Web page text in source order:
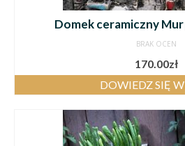
Domek ceramiczny
BRAK OCEN
170.00zł
DOWIEDZ SIĘ